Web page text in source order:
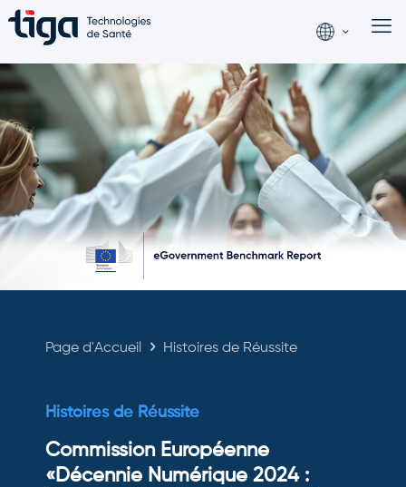
Page d'Accueil Histoires de Réussite
Histoires de Réussite
Commission Européenne
«Décennie Numérique 2024 :